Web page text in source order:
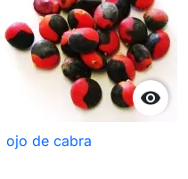

ojo de cabra